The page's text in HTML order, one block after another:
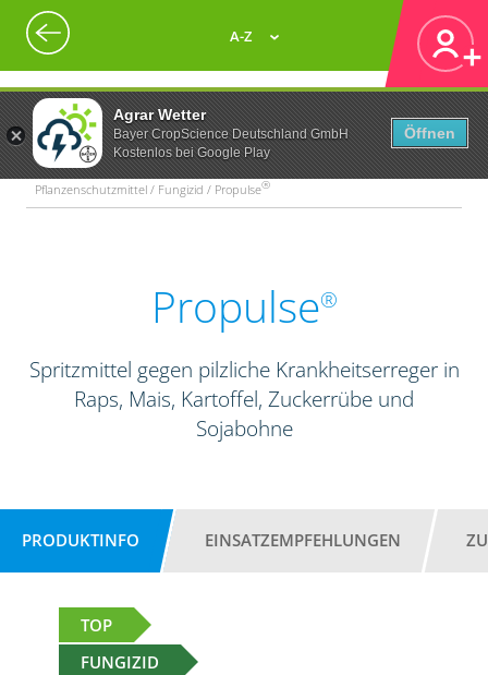
Agrar Wetter
Bayer CropScience Deutschland GmbH
Kostenlos bei Google Play
Öffnen
A-Z
Pflanzenschutzmittel / Fungizid / Propulse®
Propulse®
Spritzmittel gegen pilzliche Krankheitserreger in
Raps, Mais, Kartoffel, Zuckerrübe und
Sojabohne
PRODUKTINFO EINSATZEMPFEHLUNGEN
TOP
FUNGIZID